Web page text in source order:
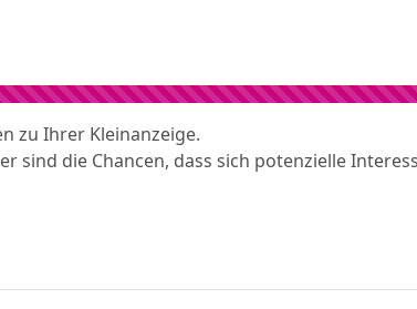
zu Ihrer Kleinanzeige.
sind die Chancen, dass sich potenzielle